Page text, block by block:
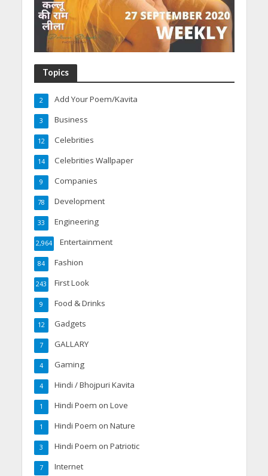
Topics
Add Your Poem/Kavita
2
Business
3
Celebrities
12
Celebrities Wallpaper
14
Companies
9
Development
78
Engineering
33
Entertainment
2,964
Fashion
84
First Look
243
Food & Drinks
9
Gadgets
12
GALLARY
7
Gaming
4
Hindi / Bhojpuri Kavita
4
Hindi Poem on Love
1
Hindi Poem on Nature
1
Hindi Poem on Patriotic
3
Internet
7